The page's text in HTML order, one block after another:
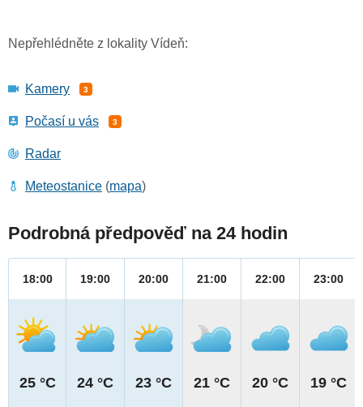
Nepřehlédněte z lokality Vídeň:
Kamery 3
Počasí u vás 3
Radar
Meteostanice (mapa)
Podrobná předpověď na 24 hodin
18:00
25 °C
19:00
24 °C
20:00
23 °C
21:00
21 °C
22:00
20 °C
23:00
19 °C